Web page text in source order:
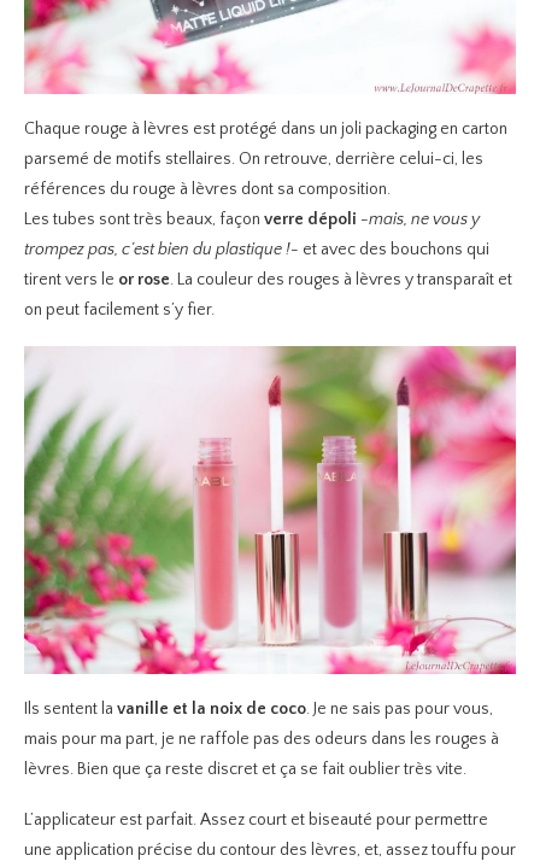
Chaque rouge à lèvres est protégé dans un joli packaging en carton
parsemé de motifs stellaires. On retrouve, derrière celui-ci, les
références du rouge à lèvres dont sa composition.
Les tubes sont très beaux, façon verre dépoli -mais, ne vous y
trompez pas, c’est bien du plastique !- et avec des bouchons qui
tirent vers le or rose. La couleur des rouges à lèvres y transparaît et
on peut facilement s’y fier.
Ils sentent la vanille et la noix de coco. Je ne sais pas pour vous,
mais pour ma part, je ne raffole pas des odeurs dans les rouges à
lèvres. Bien que ça reste discret et ça se fait oublier très vite.
L’applicateur est parfait. Assez court et biseauté pour permettre
une application précise du contour des lèvres, et, assez touffu pour